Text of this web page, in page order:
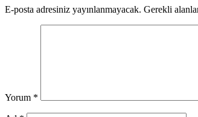
E-posta adresiniz yayınlanmayacak. Gerekli
Yorum *